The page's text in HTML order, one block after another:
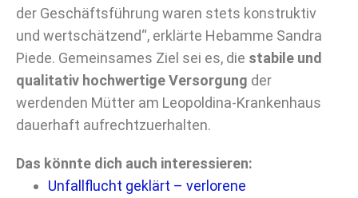
der Geschäftsführung waren stets konstruktiv
und wertschätzend“, erklärte Hebamme Sandra
Piede. Gemeinsames Ziel sei es, die stabile und
qualitativ hochwertige Versorgung der
werdenden Mütter am Leopoldina-Krankenhaus
dauerhaft aufrechtzuerhalten.
Das könnte dich auch interessieren:
Unfallflucht geklärt – verlorene